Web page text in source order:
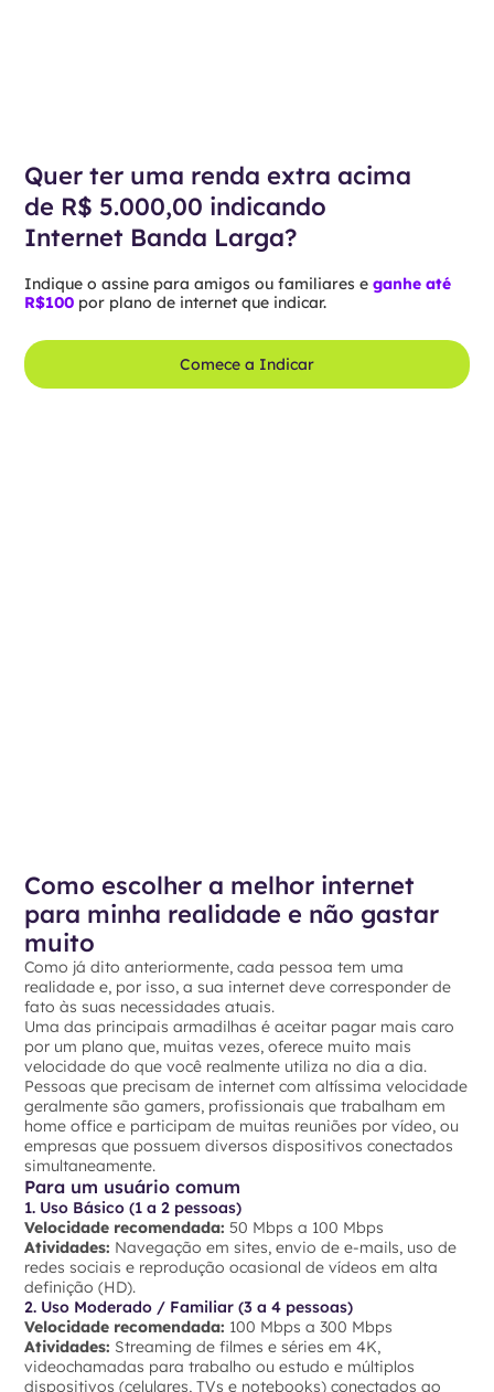
Quer ter uma renda extra acima
de R$ 5.000,00 indicando
Internet Banda Larga?
Indique o assine para amigos ou familiares eganhe até
R$100 por plano de internet que indicar.
Comece a Indicar
Como escolher a melhor internet
para minha realidade e não gastar
muito
Como já dito anteriormente, cada pessoa tem uma
realidade e, por isso, a sua internet deve corresponder de
fato às suas necessidades atuais.
Uma das principais armadilhas é aceitar pagar mais caro
por um plano que, muitas vezes, oferece muito mais
velocidade do que você realmente utiliza no dia a dia.
Pessoas que precisam de internet com altíssima velocidade
geralmente são gamers, profissionais que trabalham em
home office e participam de muitas reuniões por vídeo, ou
empresas que possuem diversos dispositivos conectados
simultaneamente.
Para um usuário comum
1. Uso Básico (1 a 2 pessoas)
Velocidade recomendada: 50 Mbps a 100 Mbps
Atividades: Navegação em sites, envio de e-mails, uso de
redes sociais e reprodução ocasional de vídeos em alta
definição (HD).
2. Uso Moderado / Familiar (3 a 4 pessoas)
Velocidade recomendada: 100 Mbps a 300 Mbps
Atividades: Streaming de filmes e séries em 4K,
videochamadas para trabalho ou estudo e múltiplos
dispositivos (celulares, TVs e notebooks) conectados ao